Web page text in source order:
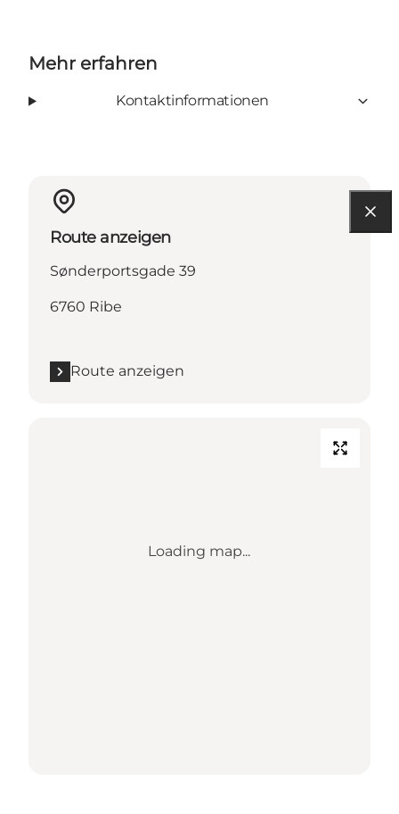
Mehr erfahren
Kontaktinformationen
Route anzeigen
Sønderportsgade 39
6760 Ribe
Route anzeigen
Loading map...